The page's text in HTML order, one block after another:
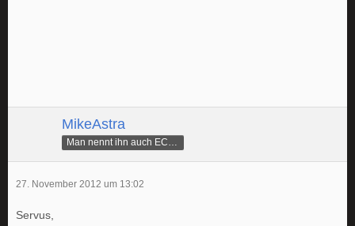
MikeAstra
Man nennt ihn auch ECAMike
27. November 2012 um 13:02
Servus,